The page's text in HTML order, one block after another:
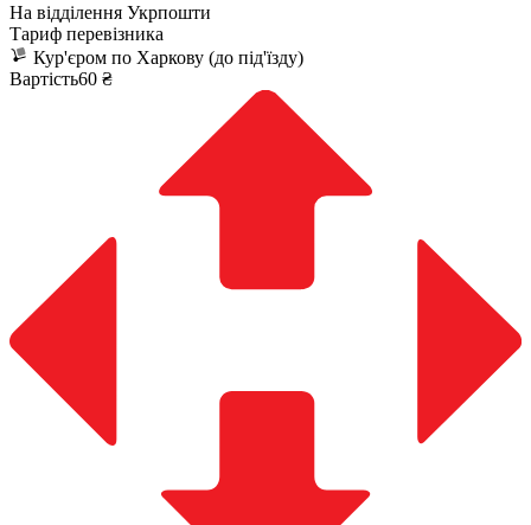
На відділення Укрпошти
Тариф перевізника
Кур'єром по Харкову (до під'їзду)
Вартість60 ₴